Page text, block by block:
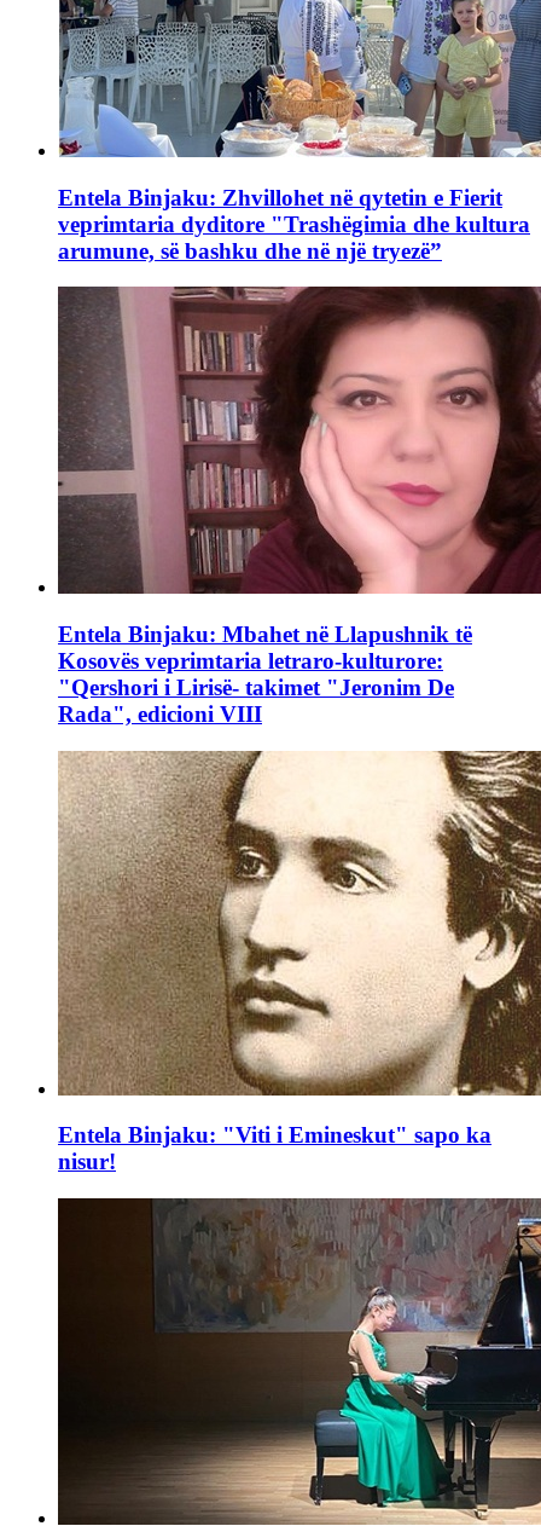
Entela Binjaku: Zhvillohet në qytetin e Fierit
veprimtaria dyditore "Trashëgimia dhe kultura
arumune, së bashku dhe në një tryezë”
Entela Binjaku: Mbahet në Llapushnik të
Kosovës veprimtaria letraro-kulturore:
"Qershori i Lirisë- takimet "Jeronim De
Rada", edicioni VIII
Entela Binjaku: "Viti i Emineskut" sapo ka
nisur!